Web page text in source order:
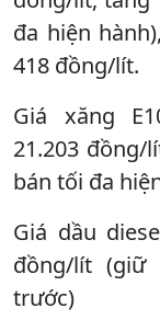
đa hiện
418 đồng/lít.
Giá xăng
21.203 đồng/
bán tối đa
Giá dầu
đồng/lít (giữ
trước)